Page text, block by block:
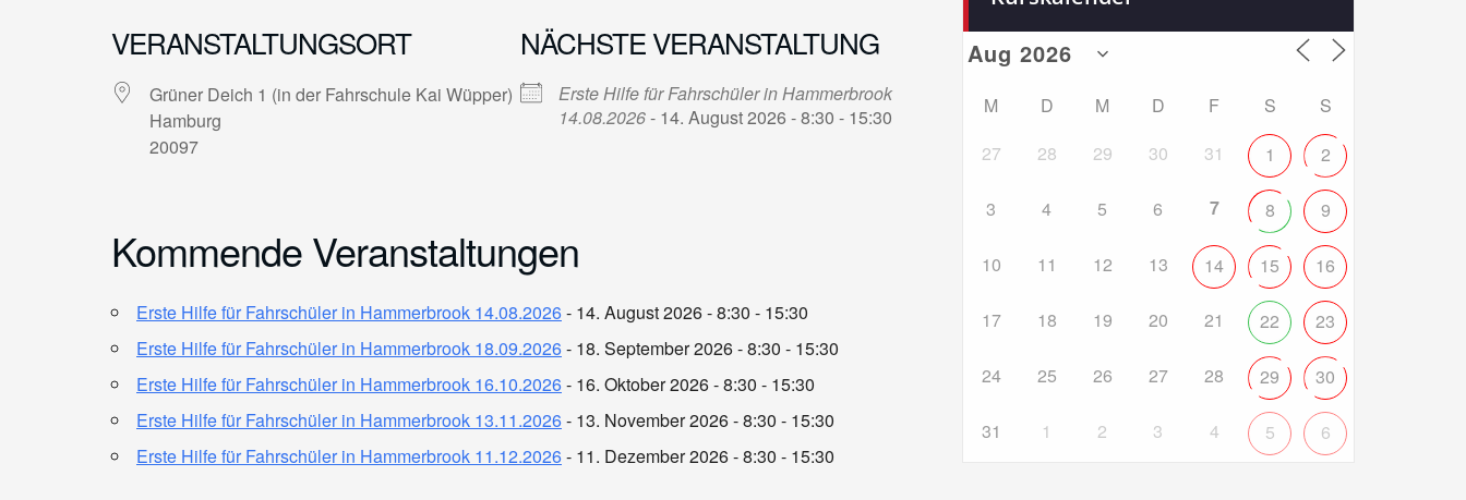
VERANSTALTUNGSORT
Grüner Deich 1 (in der Fahrschule Kai Wüpper)
Hamburg
20097
NÄCHSTE VERANSTALTUNG
Erste Hilfe für Fahrschüler in Hammerbrook
14.08.2026- 14. August 2026 - 8:30 - 15:30
Kommende Veranstaltungen
Erste Hilfe für Fahrschüler in Hammerbrook 14.08.2026- 14. August 2026 - 8:30 - 15:30
Erste Hilfe für Fahrschüler in Hammerbrook 18.09.2026- 18. September 2026 - 8:30 - 15:30
Erste Hilfe für Fahrschüler in Hammerbrook 16.10.2026- 16. Oktober 2026 - 8:30 - 15:30
Erste Hilfe für Fahrschüler in Hammerbrook 13.11.2026- 13. November 2026 - 8:30 - 15:30
Erste Hilfe für Fahrschüler in Hammerbrook 11.12.2026- 11. Dezember 2026 - 8:30 - 15:30
M D M D F S
S
27
28 29 30 31 1 2
3 4 5 6 7 8 9
10 11 12 13 14 15 16
17 18 19 20 21 22 23
24 25 26 27 28 29 30
31 1 2 3 4 5 6